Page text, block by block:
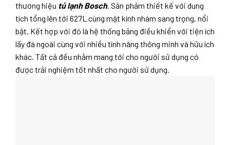
thương hiệu tủ lạnh Bosch. Sản phảm thiết kế với dung
tích tổng lên tới 627L cùng mặt kính nhám sang trọng, nổi
bật. Kết hợp với đó là hệ thống bảng điều khiển với tiện ích
lấy đá ngoài cùng với nhiều tính năng thông minh và hữu ích
khác. Tất cả đều nhằm mang tới cho người sử dụng có
được trải nghiệm tốt nhất cho người sử dụng.